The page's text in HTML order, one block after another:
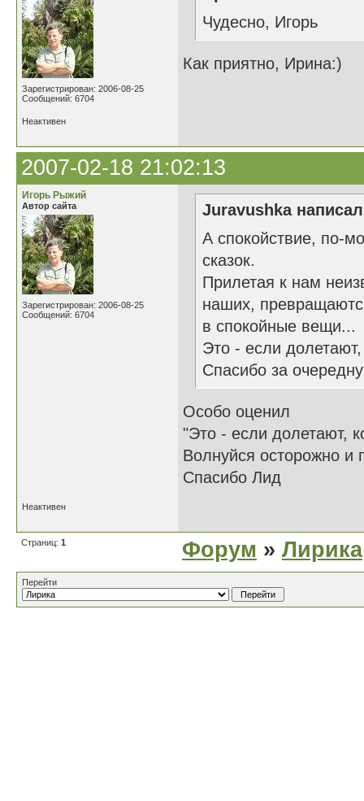
Зарегистрирован: 2006-08-25
Сообщений: 6704
Чудесно, Игорь
Как приятно, Ирина:)
Неактивен
2007-02-18 21:02:13
Игорь Рыжий
Автор сайта
Зарегистрирован: 2006-08-25
Сообщений: 6704
Juravushka
А спокойствие, по-
сказок.
Прилетая к нам
наших,
в спокойные вещи...
Это - если
Спасибо за
Особо оценил
"Это - если долетают,
Волнуйся осторожно и
Спасибо Лид
Неактивен
Страниц: 1 Форум » Лирика
Перейти